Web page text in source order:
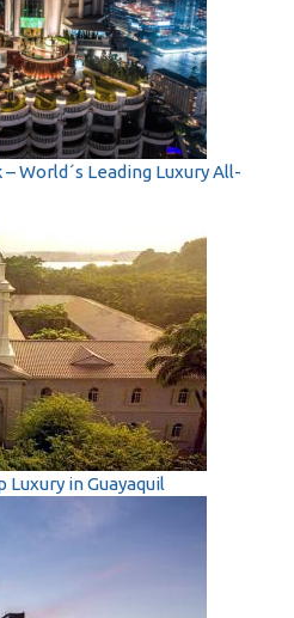
World´s Leading Luxury All-
Luxury in Guayaquil